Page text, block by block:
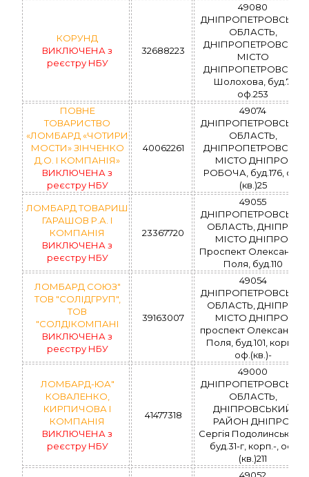
КОРУНД
ВИКЛЮЧЕНА з
реєстру НБУ
32688223
49080
ДНІПРОПЕТРОВСЬКА
ОБЛАСТЬ,
ДНІПРОПЕТРОВСЬК,
МІСТО
ДНІПРОПЕТРОВСЬК,
Шолохова, буд.7,
оф.253
ПОВНЕ
ТОВАРИСТВО
«ЛОМБАРД «ЧОТИРИ
МОСТИ» ЗІНЧЕНКО
Д.О. І КОМПАНІЯ»
ВИКЛЮЧЕНА з
реєстру НБУ
40062261
49074
ДНІПРОПЕТРОВСЬКА
ОБЛАСТЬ,
ДНІПРОПЕТРОВСЬК,
МІСТО ДНІПРО,
РОБОЧА, буд.176, оф.
(кв.)25
ЛОМБАРД ТОВАРИШ
ГАРАШОВ Р.А. І
КОМПАНІЯ
ВИКЛЮЧЕНА з
реєстру НБУ
23367720
49055
ДНІПРОПЕТРОВСЬКА
ОБЛАСТЬ, ДНІПРО,
МІСТО ДНІПРО,
Проспект Олександра
Поля, буд.110
ЛОМБАРД СОЮЗ"
ТОВ "СОЛІДГРУП",
ТОВ
"СОЛДІКОМПАНІ
ВИКЛЮЧЕНА з
реєстру НБУ
39163007
49054
ДНІПРОПЕТРОВСЬКА
ОБЛАСТЬ, ДНІПРО,
МІСТО ДНІПРО,
проспект Олександра
Поля, буд.101, корп.-,
оф.(кв.)-
ЛОМБАРД-ЮА"
КОВАЛЕНКО,
КИРПИЧОВА І
КОМПАНІЯ
ВИКЛЮЧЕНА з
реєстру НБУ
41477318
49000
ДНІПРОПЕТРОВСЬКА
ОБЛАСТЬ,
ДНІПРОВСЬКИЙ
РАЙОН ДНІПРО,
Сергія Подолинського,
буд.31-г, корп.-, оф.
(кв.)211
49052